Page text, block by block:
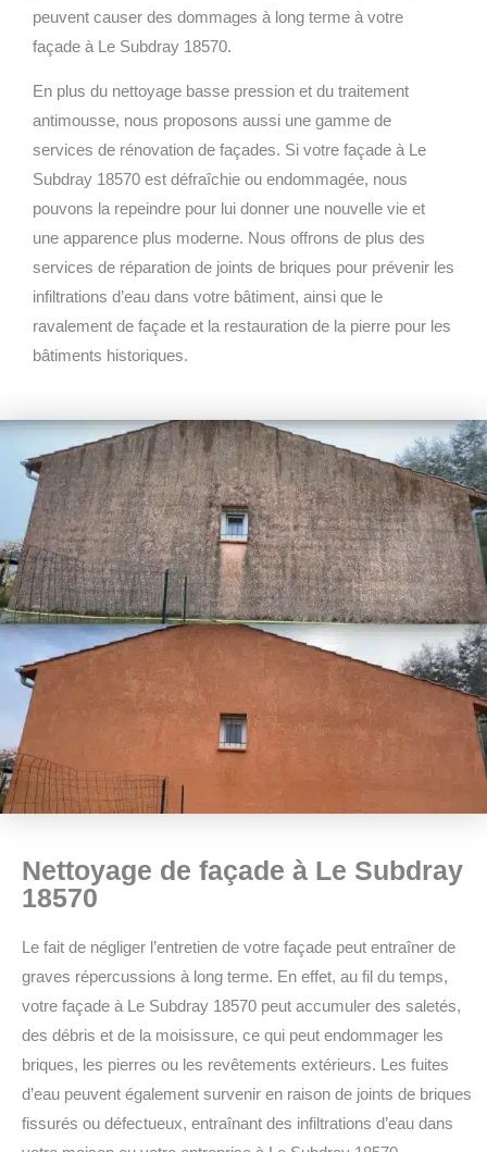
peuvent causer des dommages à long terme à votre
façade à Le Subdray 18570.
En plus du nettoyage basse pression et du traitement
antimousse, nous proposons aussi une gamme de
services de rénovation de façades. Si votre façade à Le
Subdray 18570 est défraîchie ou endommagée, nous
pouvons la repeindre pour lui donner une nouvelle vie et
une apparence plus moderne. Nous offrons de plus des
services de réparation de joints de briques pour prévenir les
infiltrations d’eau dans votre bâtiment, ainsi que le
ravalement de façade et la restauration de la pierre pour les
bâtiments historiques.
Nettoyage de façade à Le Subdray
18570
Le fait de négliger l’entretien de votre façade peut entraîner de
graves répercussions à long terme. En effet, au fil du temps,
votre façade à Le Subdray 18570 peut accumuler des saletés,
des débris et de la moisissure, ce qui peut endommager les
briques, les pierres ou les revêtements extérieurs. Les fuites
d’eau peuvent également survenir en raison de joints de briques
fissurés ou défectueux, entraînant des infiltrations d’eau dans